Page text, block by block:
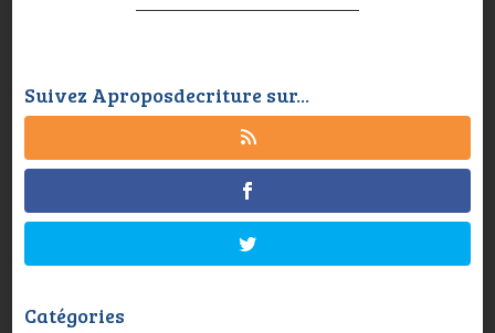
Suivez Aproposdecriture sur...
Catégories